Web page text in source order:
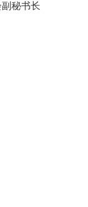
秘书长